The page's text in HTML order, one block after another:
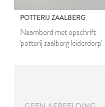
POTTERIJ ZAALBERG
Naambord met opschrift
'potterij zaalberg leiderdorp'